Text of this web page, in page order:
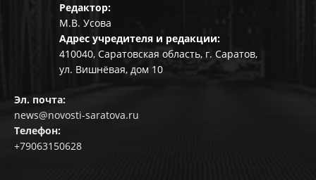
Редактор:
М.В. Усова
Адрес учредителя и редакции:
410040, Саратовская область, г. Саратов,
ул. Вишнёвая, дом 10
Эл. почта:
news@novosti-saratova.ru
Телефон:
+79063150628